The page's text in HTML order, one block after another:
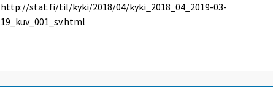
http://stat.fi/til/kyki/2018/04/kyki_2018_04_2019-03-
19_kuv_001_sv.html